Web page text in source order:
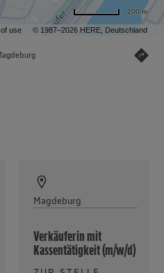
use © 1987–2026 HERE, Deutschland
200 m
Magdeburg
Verkäuferin mit
Kassentätigkeit (m/w/d)